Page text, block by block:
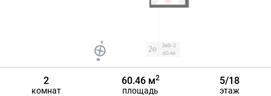
2
комнат
60.46 м2
площадь
5/18
этаж